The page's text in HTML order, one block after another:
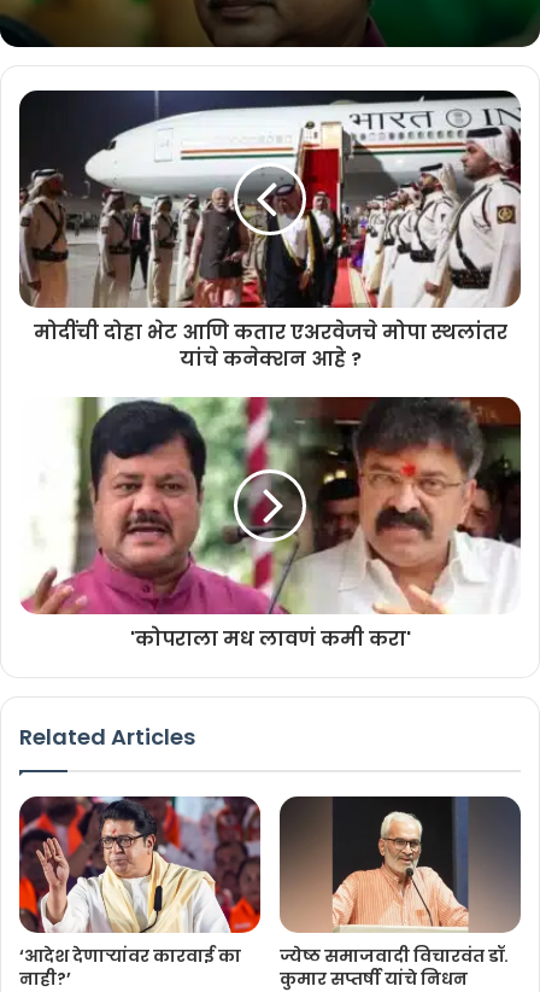
मोदींची दोहा भेट आणि कतार एअरवेजचे मोपा स्थलांतर
यांचे कनेक्शन आहे ?
'कोपराला मध लावणं कमी करा'
Related Articles
‘आदेश देणाऱ्यांवर कारवाई का
नाही?’
ज्येष्ठ समाजवादी विचारवंत डॉ.
कुमार सप्तर्षी यांचे निधन